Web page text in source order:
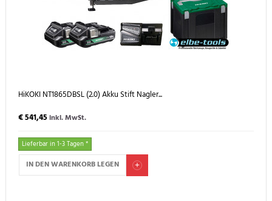
HiKOKI NT1865DBSL (2.0) Akku Stift Nagler...
€ 541,45 inkl. MwSt.
Lieferbar in 1-3 Tagen *
IN DEN WARENKORB LEGEN